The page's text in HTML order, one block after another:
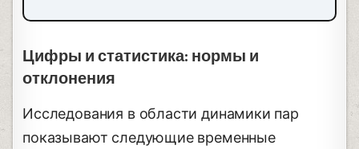
Цифры и статистика: нормы и
отклонения
Исследования в области динамики пар
показывают следующие временные